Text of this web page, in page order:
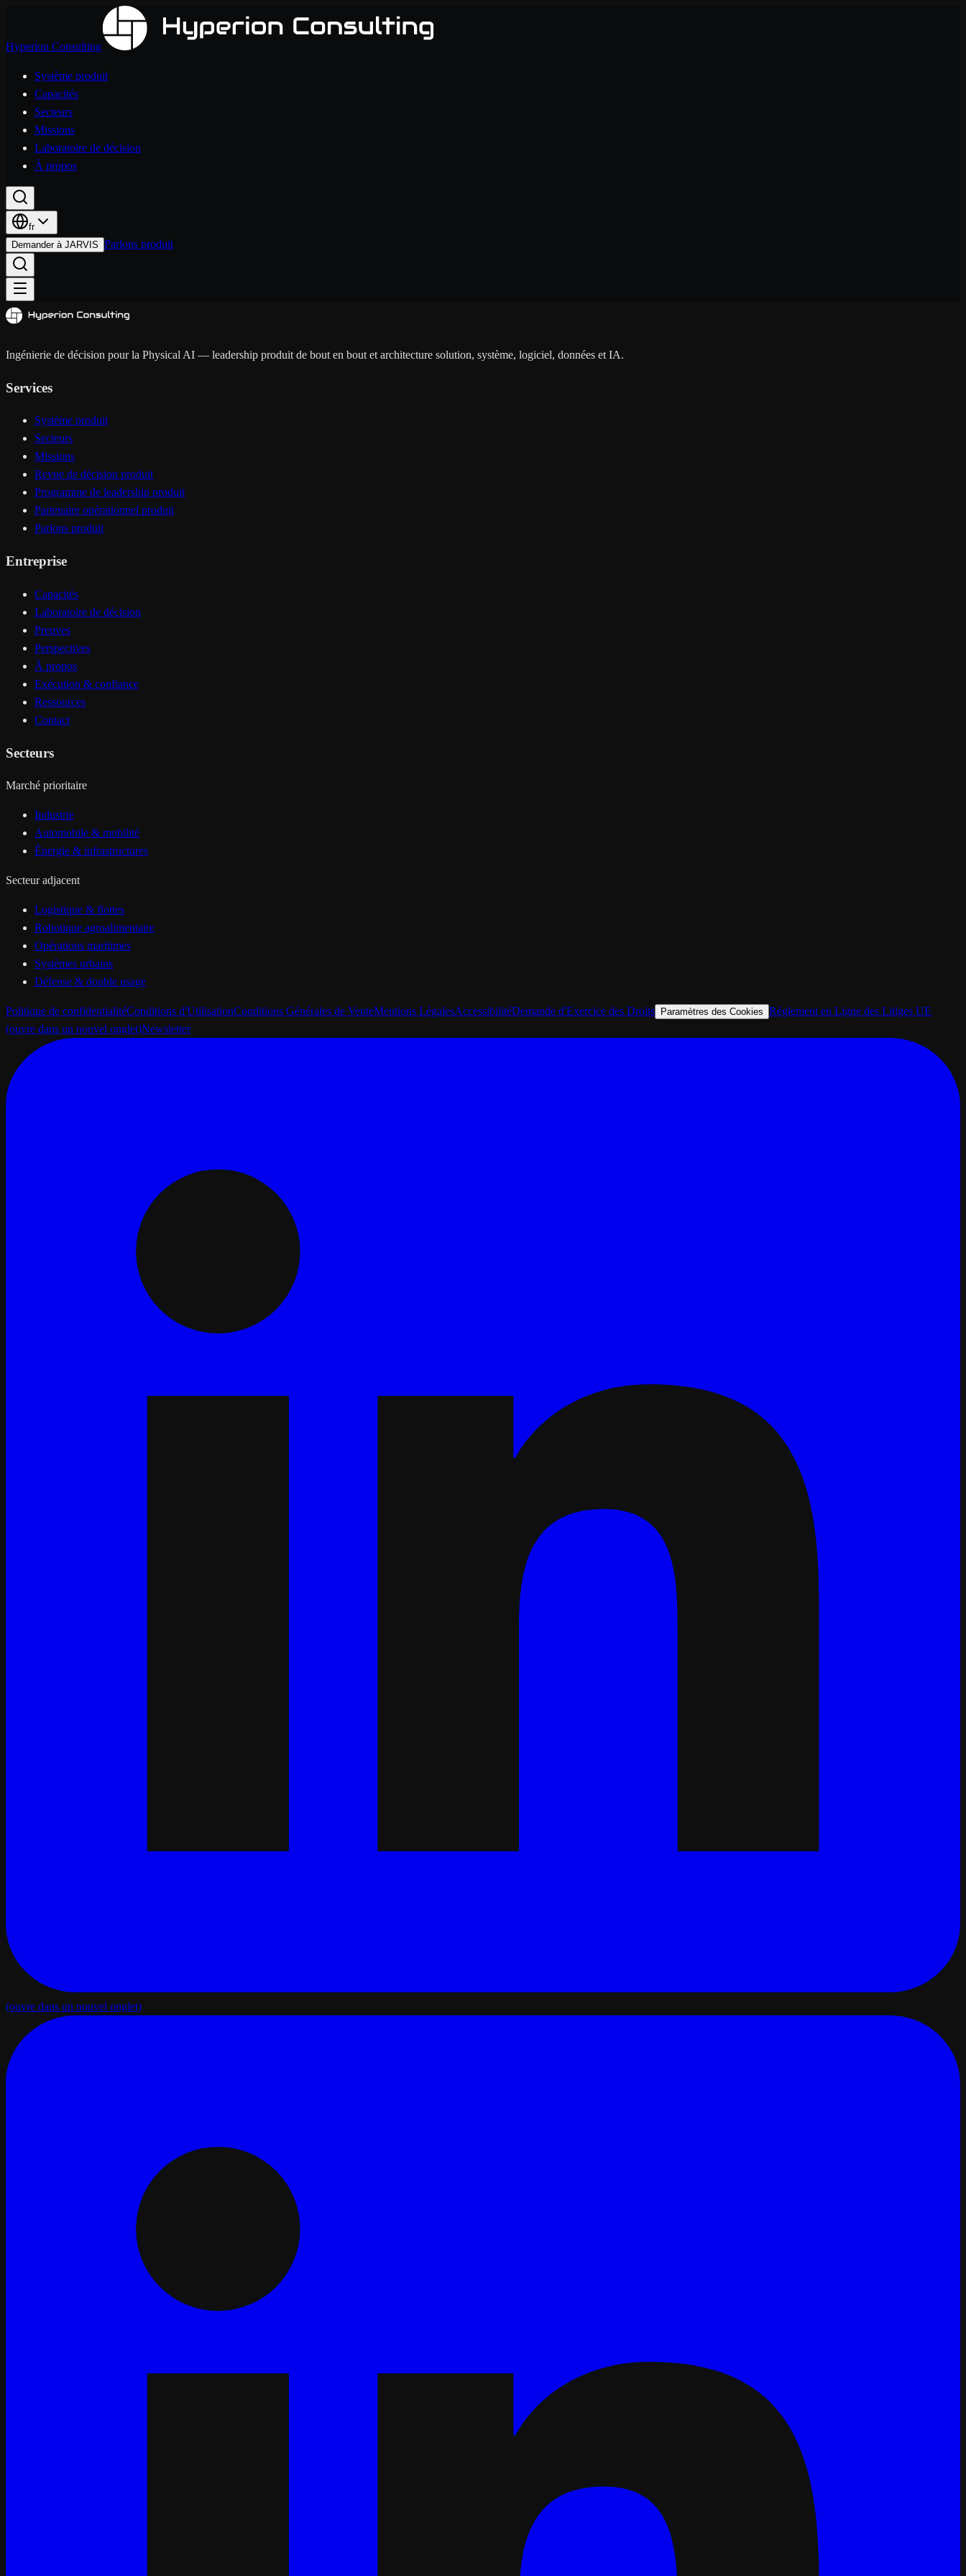
Hyperion Consulting
Système produit
Capacités
Secteurs
Missions
Laboratoire de décision
À propos
fr
Demander à JARVIS Parlons produit
Ingénierie de décision pour la Physical AI — leadership produit de bout en bout et architecture solution, système, logiciel, données et IA.
Services
Système produit
Secteurs
Missions
Revue de décision produit
Programme de leadership produit
Partenaire opérationnel produit
Parlons produit
Entreprise
Capacités
Laboratoire de décision
Preuves
Perspectives
À propos
Exécution & confiance
Ressources
Contact
Secteurs
Marché prioritaire
Industrie
Automobile & mobilité
Énergie & infrastructures
Secteur adjacent
Logistique & flottes
Robotique agroalimentaire
Opérations maritimes
Systèmes urbains
Défense & double usage
Politique de confidentialitéConditions d'UtilisationConditions Générales de VenteMentions LégalesAccessibilitéDemande d'Exercice des Droits Paramètres des Cookies Règlement en Ligne des Litiges UE
(ouvre dans un nouvel onglet)Newsletter
(ouvre dans un nouvel onglet)